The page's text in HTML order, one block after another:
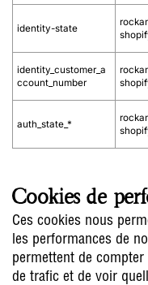
identity-state
identity_customer_a
ccount_number
auth_state_*
Cookies de
Ces cookies nous
les performances de
permettent de
de trafic et de voir